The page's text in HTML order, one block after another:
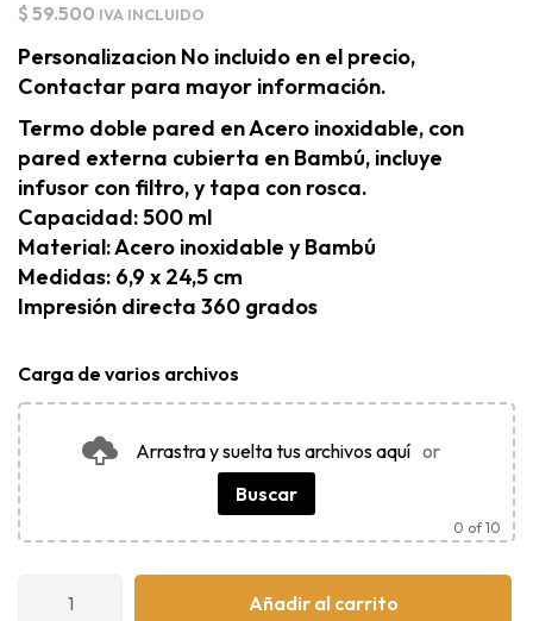
$ 59.500 IVA INCLUIDO
Personalizacion No incluido en el precio,
Contactar para mayor información.
Termo doble pared en Acero inoxidable, con
pared externa cubierta en Bambú, incluye
infusor con filtro, y tapa con rosca.
Capacidad: 500 ml
Material: Acero inoxidable y Bambú
Medidas: 6,9 x 24,5 cm
Impresión directa 360 grados
Carga de varios archivos
Arrastra y suelta tus archivos aquí or
Buscar
0 of 10
Añadir al carrito